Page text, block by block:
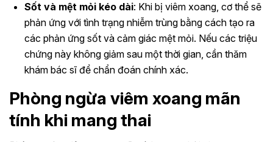
Sốt và mệt mỏi kéo dài: Khi bị viêm xoang, cơ thể sẽ
phản ứng với tình trạng nhiễm trùng bằng cách tạo ra
các phản ứng sốt và cảm giác mệt mỏi. Nếu các triệu
chứng này không giảm sau một thời gian, cần thăm
khám bác sĩ để chẩn đoán chính xác.
Phòng ngừa viêm xoang mãn
tính khi mang thai